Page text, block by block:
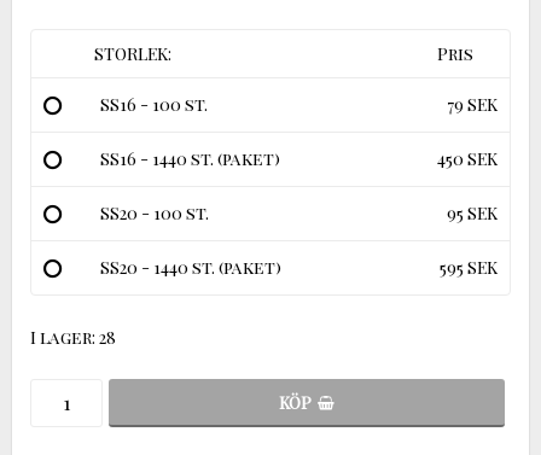
STORLEK: Pris
SS16 - 100 st. 79 SEK
SS16 - 1440 st. (paket) 450 SEK
SS20 - 100 st. 95 SEK
SS20 - 1440 st. (paket) 595 SEK
I lager: 28
KÖP